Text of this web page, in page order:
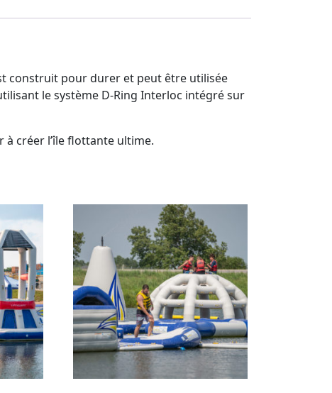
construit pour durer et peut être utilisée
le système D-Ring Interloc intégré sur
créer l’île flottante ultime.